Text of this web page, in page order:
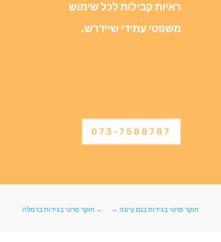
ראיות קבילות לכל שימוש
משפטי עתידי שיידרש.
073-7588787
← חוקר פרטי בגידות ברמלה חוקר פרטי בגידות בנס ציונה →